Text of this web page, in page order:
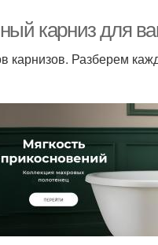
карниз для
карнизов. Разберем